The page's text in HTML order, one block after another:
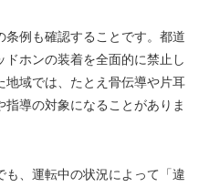
例も確認することです。都道
ホンの装着を全面的に禁止し
地域では、たとえ骨伝導や片耳
導の対象になることがありま
も、運転中の状況によって「違